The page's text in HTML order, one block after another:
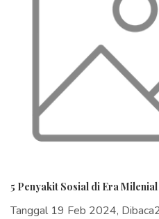
5 Penyakit Sosial di Era Milenial
Tanggal 19 Feb 2024,